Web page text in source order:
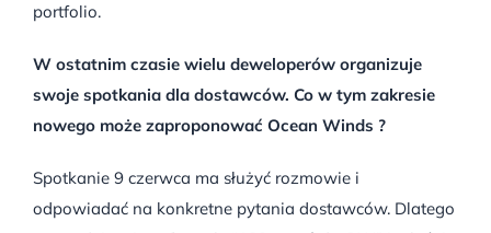
portfolio.
W ostatnim czasie wielu deweloperów organizuje
swoje spotkania dla dostawców. Co w tym zakresie
nowego może zaproponować Ocean Winds ?
Spotkanie 9 czerwca ma służyć rozmowie i
odpowiadać na konkretne pytania dostawców. Dlatego